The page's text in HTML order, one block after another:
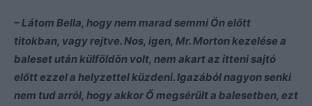
– Látom Bella, hogy nem marad semmi Ön előtt
titokban, vagy rejtve. Nos, igen, Mr. Morton kezelése a
baleset után külföldön volt, nem akart az itteni sajtó
előtt ezzel a helyzettel küzdeni. Igazából nagyon senki
nem tud arról, hogy akkor Ő megsérült a balesetben, ezt